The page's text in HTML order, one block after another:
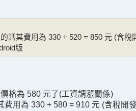
話其費用為 330 + 520 = 850 元 (含稅
版
格為 580 元了(工資調漲關係)
用為 330 + 580 = 910 元 (含稅開